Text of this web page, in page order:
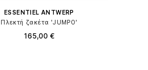
ESSENTIEL ANTWERP
Πλεκτή ζακέτα 'JUMPO'
165,00 €